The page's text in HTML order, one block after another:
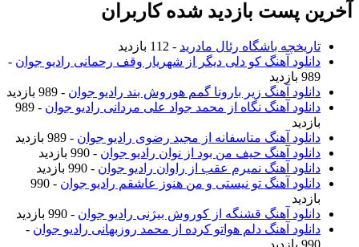
آخرین پست بازدید شده کاربران
تاریخچه باشگاه رئال مادرید - 112 بازدید
دانلود آهنگ کو دلی دیگر از شهریار وقف رحمانی رادیو جوان -
989 بازدید
دانلود آهنگ زیر بارونا گمم هوروش بند رادیو جوان - 989 بازدید
دانلود آهنگ نگاه از محمد جواد علی مردانی رادیو جوان
- 989
بازدید
دانلود آهنگ متاسفانه از مجید رضوی رادیو جوان - 989 بازدید
دانلود آهنگ حیف من بود از نوان رادیو جوان - 990 بازدید
دانلود آهنگ نمیرم عقب از راوان رادیو جوان - 990 بازدید
دانلود آهنگ تو نیستی و من هنوز عاشقم رادیو جوان
- 990
بازدید
دانلود آهنگ قشنگه از کوروش بیژنی رادیو جوان - 990 بازدید
دانلود آهنگ دلم هواتو کرده از محمد روزبهانی رادیو جوان -